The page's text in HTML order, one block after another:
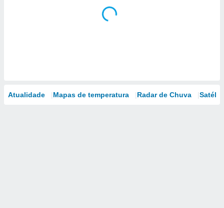
Atualidade Mapas de temperatura Radar de Chuva